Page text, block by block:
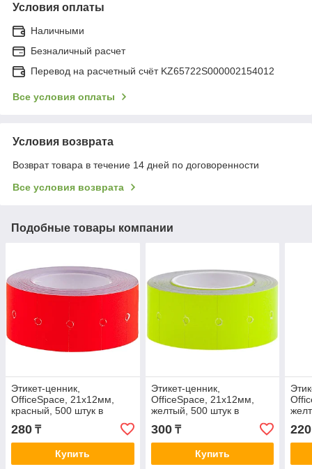
Условия оплаты
Наличными
Безналичный расчет
Перевод на расчетный счёт KZ65722S000002154012
Все условия оплаты
Условия возврата
Возврат товара в течение 14 дней по договоренности
Все условия возврата
Подобные товары компании
Этикет-ценник,
OfficeSpace, 21х12мм,
красный, 500 штук в
руллоне
280 ₸
Купить
Этикет-ценник,
OfficeSpace, 21х12мм,
желтый, 500 штук в
руллоне
300₸
Купить
220